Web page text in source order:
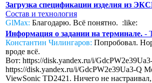
Загрузка спецификации изделия из
Состав и технология
GlMax: Благодарю. Всё понятно. :like:
Информация о задании на терминале. -
Константин Чилингаров: Попробовал.
вроде всё.
Вот: https://disk.yandex.ru/i/
https://disk.yandex.ru/i/GdcPW2e39Ua3-Q
ViewSonic TD2421. Ничего не